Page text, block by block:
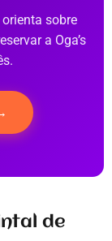
sobre
a Oga’s
de